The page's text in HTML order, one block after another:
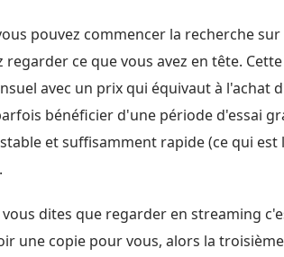
pouvez commencer la recherche
regarder ce que vous avez en tête.
avec un prix qui équivaut à l'achat
bénéficier d'une période d'essai
et suffisamment rapide (ce qui est
dites que regarder en streaming
une copie pour vous, alors la